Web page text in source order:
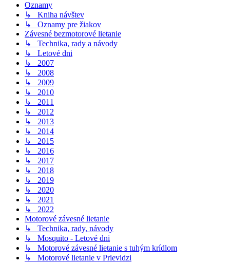
Oznamy
↳ Kniha návštev
↳ Oznamy pre žiakov
Závesné bezmotorové lietanie
↳ Technika, rady a návody
↳ Letové dni
↳ 2007
↳ 2008
↳ 2009
↳ 2010
↳ 2011
↳ 2012
↳ 2013
↳ 2014
↳ 2015
↳ 2016
↳ 2017
↳ 2018
↳ 2019
↳ 2020
↳ 2021
↳ 2022
Motorové závesné lietanie
↳ Technika, rady, návody
↳ Mosquito - Letové dni
↳ Motorové závesné lietanie s tuhým krídlom
↳ Motorové lietanie v Prievidzi